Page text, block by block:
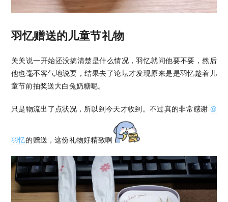
羽忆赠送的儿童节礼物
关关说一开始还没搞清楚是什么情况，羽忆就问他要不要，然后
他也毫不客气地说要，结果去了论坛才发现原来是是羽忆趁着儿
童节前抽奖送大白兔奶糖呢。
只是物流出了点状况，所以到今天才收到。不过真的非常感谢 @
羽忆的赠送，这份礼物好精致啊